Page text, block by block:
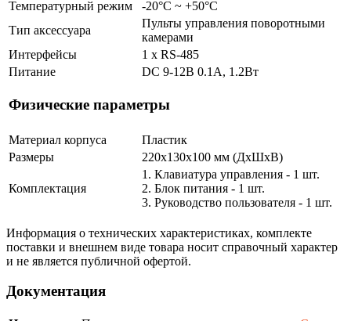
Температурный режим
-20°С ~ +50°С
Тип аксессуара
Пульты управления поворотными
камерами
Интерфейсы
1 x RS-485
Питание
DC 9-12В 0.1А, 1.2Вт
Физические параметры
Материал корпуса
Пластик
Размеры
220x130x100 мм (ДхШхВ)
Комплектация
1. Клавиатура управления - 1 шт.
2. Блок питания - 1 шт.
3. Руководство пользователя - 1 шт.
Информация о технических характеристиках, комплекте
поставки и внешнем виде товара носит справочный характер
и не является публичной офертой.
Документация